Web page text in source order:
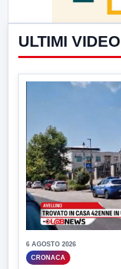
ULTIMI VIDEO
6 AGOSTO 2026
CRONACA